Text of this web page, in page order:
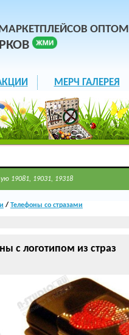
ОПТОМ
МЕРЧ ГАЛЕРЕЯ
19081, 19031, 19318
/ Телефоны со стразами
с логотипом из страз